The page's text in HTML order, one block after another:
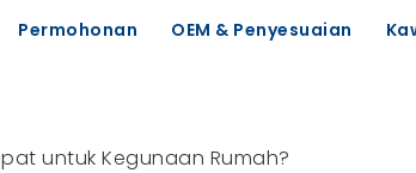
Permohonan OEM & Penyesuaian
untuk Kegunaan Rumah?